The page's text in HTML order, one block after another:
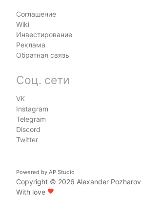
Соглашение
Wiki
Инвестирование
Реклама
Обратная связь
Соц. сети
VK
Instagram
Telegram
Discord
Twitter
Powered by AP Studio
Copyright © 2026 Alexander Pozharov
With love favorite